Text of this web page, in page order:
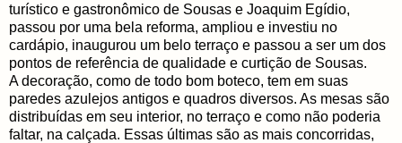
turístico e gastronômico de Sousas e Joaquim Egídio,
passou por uma bela reforma, ampliou e investiu no
cardápio, inaugurou um belo terraço e passou a ser um dos
pontos de referência de qualidade e curtição de Sousas.
A decoração, como de todo bom boteco, tem em suas
paredes azulejos antigos e quadros diversos. As mesas são
distribuídas em seu interior, no terraço e como não poderia
faltar, na calçada. Essas últimas são as mais concorridas,